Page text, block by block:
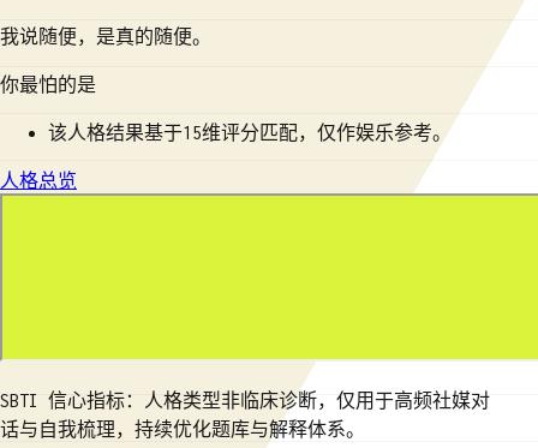
我说随便，是真的随便。
你最怕的是
该人格结果基于15维评分匹配，仅作娱乐参考。
人格总览
SBTI 信心指标：人格类型非临床诊断，仅用于高频社媒对
话与自我梳理，持续优化题库与解释体系。